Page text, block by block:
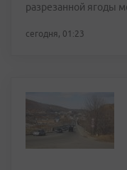
разрезанной ягоды
сегодня, 01:23